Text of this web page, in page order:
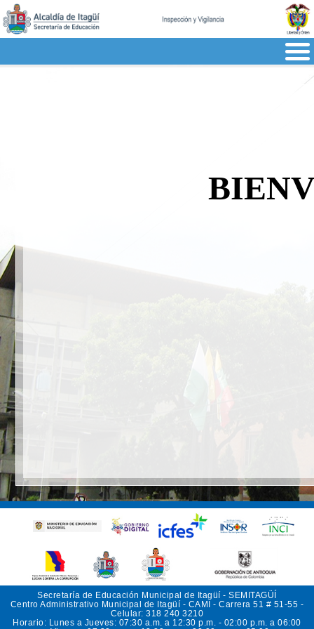
Secretaría de Educación Municipal de Itagüí - SEMITAGÜÍ
Centro Administrativo Municipal de Itagüí - CAMI - Carrera 51 # 51-55 -
Celular: 318 240 3210
Horario: Lunes a Jueves: 07:30 a.m. a 12:30 p.m. - 02:00 p.m. a 06:00